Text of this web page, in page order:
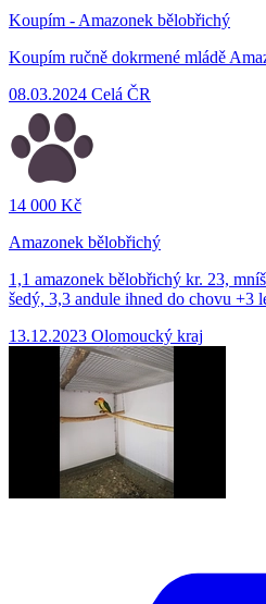
Koupím - Amazonek bělobřichý
Koupím ručně dokrmené mládě
08.03.2024 Celá ČR
14 000 Kč
Amazonek bělobřichý
1,1 amazonek bělobřichý kr. 23,
šedý, 3,3 andule ihned do chovu +3
13.12.2023 Olomoucký kraj